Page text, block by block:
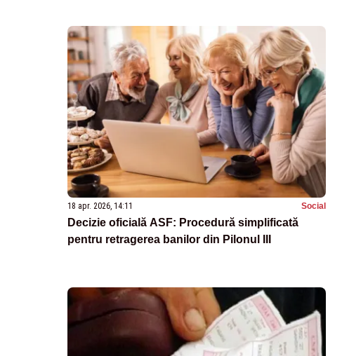
18 apr. 2026, 14:11 Social
Decizie oficială ASF: Procedură simplificată
pentru retragerea banilor din Pilonul III